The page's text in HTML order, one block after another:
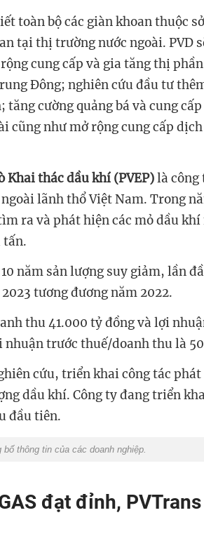
toàn bộ các giàn khoan thuộc
tại thị trường nước ngoài. PVD
cung cấp và gia tăng thị
Đông; nghiên cứu đầu tư
tăng cường quảng bá và cung
cũng như mở rộng cung cấp
Khai thác dầu khí (PVEP)là công
lãnh thổ Việt Nam. Trong
ra và phát hiện các mỏ dầu
tấn.
năm sản lượng suy giảm, lần
tương đương năm 2022.
thu 41.000 tỷ đồng và lợi
trước thuế/doanh thu là
cứu, triển khai công tác
dầu khí. Công ty đang triển
đầu tiên.
thông tin của các doanh nghiệp.
đạt đỉnh,